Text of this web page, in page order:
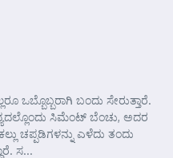
ಒಬ್ಬೊಬ್ಬರಾಗಿ ಬಂದು ಸೇರುತ್ತಾರೆ.
ಸಿಮೆಂಟ್ ಬೆಂಚು, ಅದರ
ಚಪ್ಪಡಿಗಳನ್ನು ಎಳೆದು ತಂದು
ಸ...